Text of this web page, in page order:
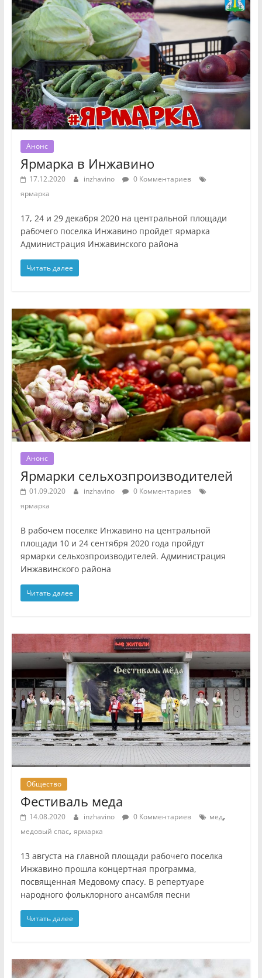
Анонс
Ярмарка в Инжавино
17.12.2020 inzhavino
0 Комментариев
ярмарка
17, 24 и 29 декабря 2020 на центральной площади
рабочего поселка Инжавино пройдет ярмарка
Администрация Инжавинского района
Читать далее
Анонс
Ярмарки сельхозпроизводителей
01.09.2020 inzhavino
0 Комментариев
ярмарка
В рабочем поселке Инжавино на центральной
площади 10 и 24 сентября 2020 года пройдут
ярмарки сельхозпроизводителей. Администрация
Инжавинского района
Читать далее
Общество
Фестиваль меда
14.08.2020 inzhavino 0 Комментариев мед,
медовый спас, ярмарка
13 августа на главной площади рабочего поселка
Инжавино прошла концертная программа,
посвященная Медовому спасу. В репертуаре
народного фольклорного ансамбля песни
Читать далее